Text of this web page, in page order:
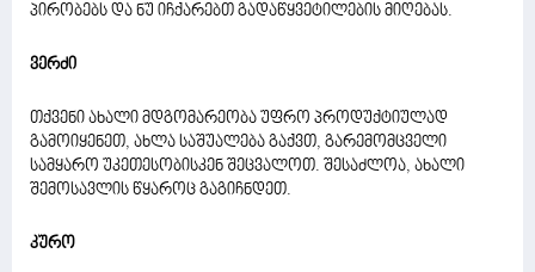
პირობებს და ნუ იჩქარებთ გადაწყვეტილების მიღებას.
ვერძი
თქვენი ახალი მდგომარეობა უფრო პროდუქტიულად
გამოიყენეთ, ახლა საშუალება გაქვთ, გარემომცველი
სამყარო უკეთესობისკენ შეცვალოთ. შესაძლოა, ახალი
შემოსავლის წყაროც გაგიჩნდეთ.
კურო